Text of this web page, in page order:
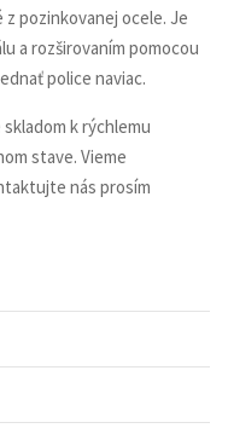
pozinkovanej ocele. Je
a rozširovaním pomocou
police naviac.
k rýchlemu
stave. Vieme
nás prosím